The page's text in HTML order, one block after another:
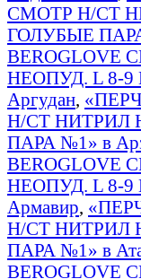
СМОТР Н/СТ
ГОЛУБЫЕ
НЕОПУД. L 8-
Аргудан,
Н/СТ НИТРИЛ
ПАРА №1» в
НЕОПУД. L 8-
Армавир,
Н/СТ НИТРИЛ
ПАРА №1» в